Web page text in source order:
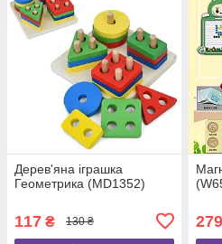
Дерев'яна іграшка
Геометрика (MD1352)
117 ₴ 130 ₴ 279